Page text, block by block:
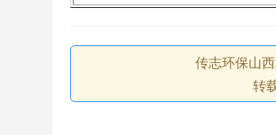
传志环保山
转